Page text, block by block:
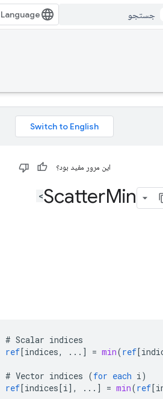
این مرور مفید بود؟
Min
# Scalar indices
ref[indices, ... ] = min(ref[
# Vector indices (for each i)
ref[indices[i] , ... ] = min(ref[